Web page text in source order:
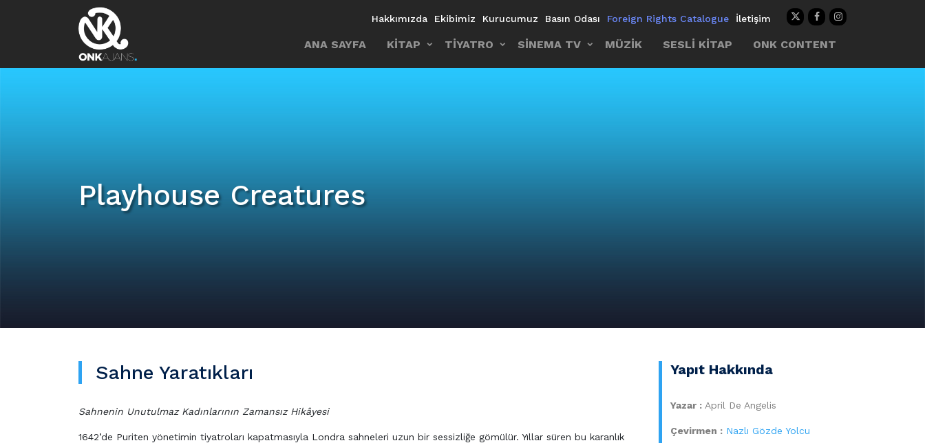
Hakkımızda Ekibimiz Kurucumuz Basın Odası Foreign Rights Catalogue İletişim
ANA SAYFA KİTAP TİYATRO SİNEMA TV MÜZİK SESLİ KİTAP ONK CONTENT
Playhouse Creatures
Sahne Yaratıkları
Sahnenin Unutulmaz Kadınlarının Zamansız Hikâyesi
1642’de Puriten yönetimin tiyatroları kapatmasıyla Londra sahneleri uzun bir sessizliğe gömülür. Yıllar süren bu karanlık
Yapıt Hakkında
Yazar : April De Angelis
Çevirmen : Nazlı Gözde Yolcu